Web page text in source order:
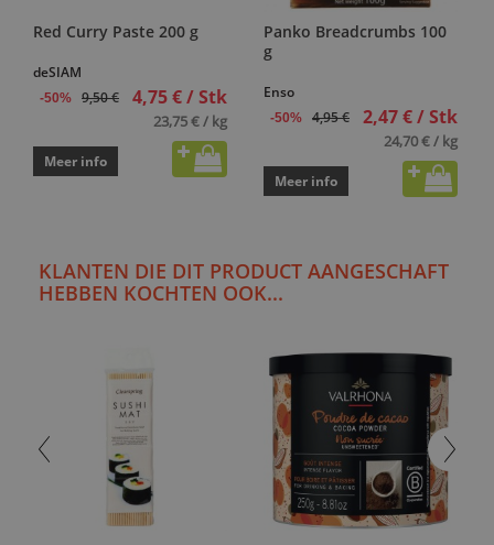
Red Curry Paste 200 g
deSIAM
-50% 9,50 € 4,75 € / Stk
23,75 € / kg
Meer info
Panko Breadcrumbs 100
g
Enso
-50% 4,95 € 2,47 € / Stk
24,70 € / kg
Meer info
KLANTEN DIE DIT PRODUCT AANGESCHAFT
HEBBEN KOCHTEN OOK...